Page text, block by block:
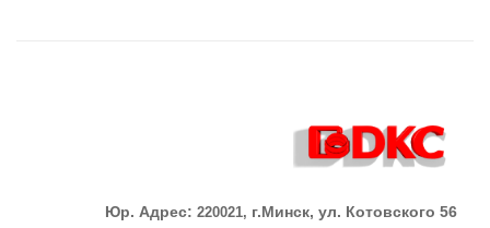
Юр. Адрес: 220021, г.Минск, ул. Котовского 56